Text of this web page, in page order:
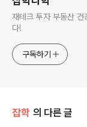
재테크 투자 부동산 건
다!
구독하기
잡학 의 다른 글